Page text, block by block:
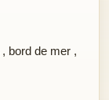
, bord de mer ,